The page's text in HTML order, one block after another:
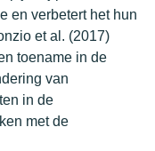
en verbetert het hun
et al. (2017)
toename in de
van
in de
met de